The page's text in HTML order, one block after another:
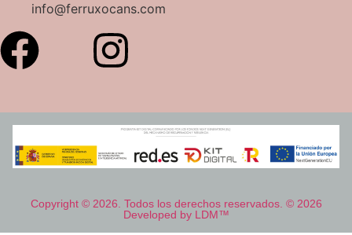
info@ferruxocans.com
Copyright © 2026. Todos los derechos reservados. © 2026
Developed by LDM™